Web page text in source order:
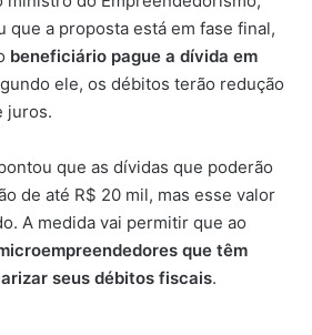
que a proposta está em fase final,
beneficiário pague a dívida em
ele, os débitos terão redução
juros.
que as dívidas que poderão
de até R$ 20 mil, mas esse valor
A medida vai permitir que ao
que têm
seus débitos fiscais.